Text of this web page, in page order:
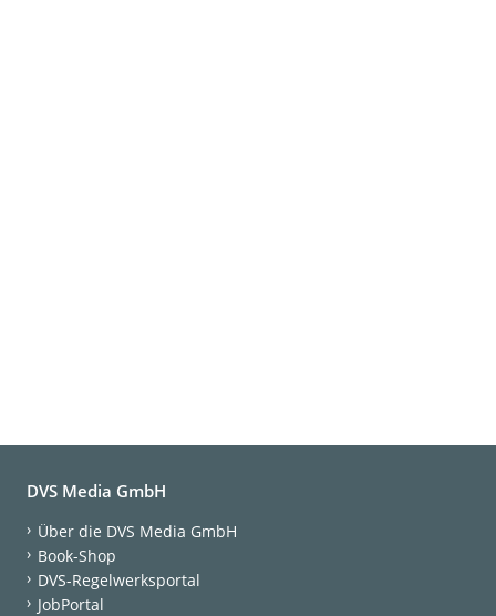
DVS Media GmbH
Über die DVS Media GmbH
Book-Shop
DVS-Regelwerksportal
JobPortal